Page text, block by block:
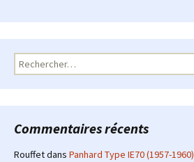
Rechercher :
Commentaires récents
Rouffetdans Panhard Type IE70 (1957-1960)